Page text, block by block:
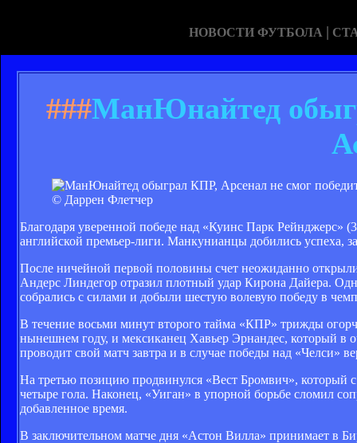
НОВОСТИ ФУТБОЛА |
###МанЮнайтед
© Даррен Флетчер
Благодаря уверенной победе над «Куинс Парк Рейнджерс»
английской премьер-лиги. Манкунианцы добились успеха,
После ничейной первой половины счет неожиданно
Андерс Линдегор отразил плотный удар Кирона Дайера.
собрались с силами и добыли шестую волевую победу в
В течение восьми минут второго тайма «КПР» трижды
нынешнем году, и мексиканец Хавьер Эрнандес, который в
проводит свой матч завтра и в случае победы над «Челси»
На третью позицию продвинулся «Вест Бромвич», который
четыре гола. Наконец, «Уиган» в упорной борьбе сломил
добавленное время.
В заключительном матче дня «Астон Вилла» принимает в